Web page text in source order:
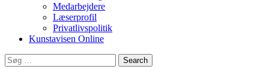
Medarbejdere
Læserprofil
Privatlivspolitik
Kunstavisen Online
Search
for: